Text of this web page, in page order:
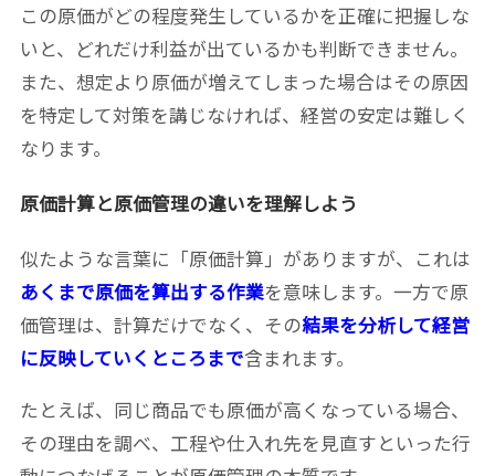
この原価がどの程度発生しているかを正確に把握しな
いと、どれだけ利益が出ているかも判断できません。
また、想定より原価が増えてしまった場合はその原因
を特定して対策を講じなければ、経営の安定は難しく
なります。
原価計算と原価管理の違いを理解しよう
似たような言葉に「原価計算」がありますが、これは
あくまで原価を算出する作業を意味します。一方で原
価管理は、計算だけでなく、その結果を分析して経営
に反映していくところまで含まれます。
たとえば、同じ商品でも原価が高くなっている場合、
その理由を調べ、工程や仕入れ先を見直すといった行